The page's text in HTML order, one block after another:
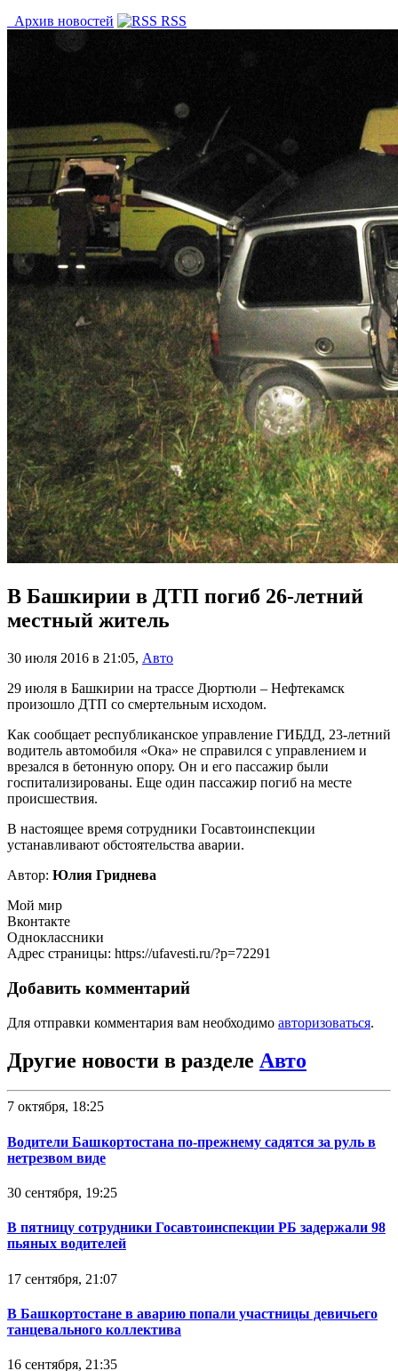
Архив новостей
RSS
В Башкирии в ДТП погиб 26-летний
местный житель
30 июля 2016 в 21:05, Авто
29 июля в Башкирии на трассе Дюртюли – Нефтекамск
произошло ДТП со смертельным исходом.
Как сообщает республиканское управление ГИБДД, 23-летний
водитель автомобиля «Ока» не справился с управлением и
врезался в бетонную опору. Он и его пассажир были
госпитализированы. Еще один пассажир погиб на месте
происшествия.
В настоящее время сотрудники Госавтоинспекции
устанавливают обстоятельства аварии.
Автор: Юлия Гриднева
Мой мир
Вконтакте
Одноклассники
Адрес страницы: https://ufavesti.ru/?p=72291
Добавить комментарий
Для отправки комментария вам необходимо авторизоваться.
Другие новости в разделе Авто
7 октября, 18:25
Водители Башкортостана по-прежнему садятся за руль в
нетрезвом виде
30 сентября, 19:25
В пятницу сотрудники Госавтоинспекции РБ задержали 98
пьяных водителей
17 сентября, 21:07
В Башкортостане в аварию попали участницы девичьего
танцевального коллектива
16 сентября, 21:35